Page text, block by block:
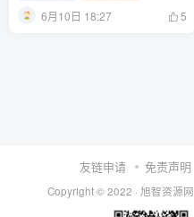
6月10日 18:27 5
友链申请 免责声明
Copyright © 2022 · 旭智资源网